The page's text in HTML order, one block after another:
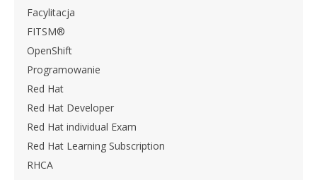
Facylitacja
FITSM®
OpenShift
Programowanie
Red Hat
Red Hat Developer
Red Hat individual Exam
Red Hat Learning Subscription
RHCA